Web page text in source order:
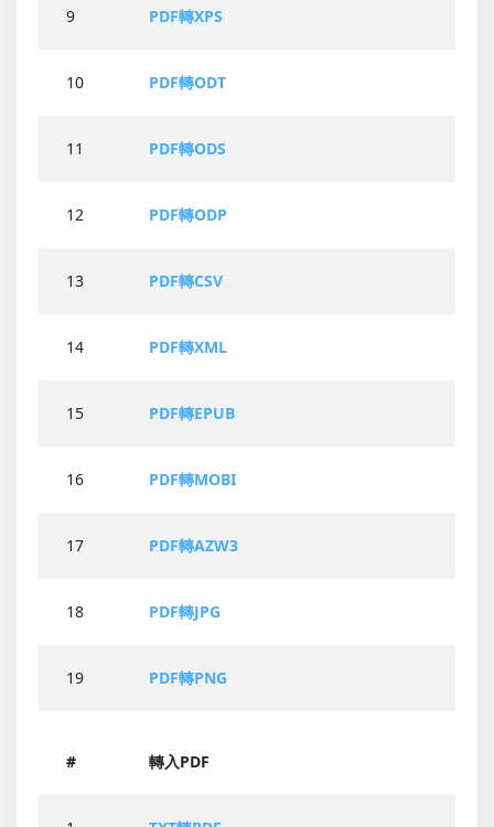
9 PDF轉XPS
10 PDF轉ODT
11 PDF轉ODS
12 PDF轉ODP
13 PDF轉CSV
14 PDF轉XML
15 PDF轉EPUB
16 PDF轉MOBI
17 PDF轉AZW3
18 PDF轉JPG
19 PDF轉PNG
# 轉入PDF